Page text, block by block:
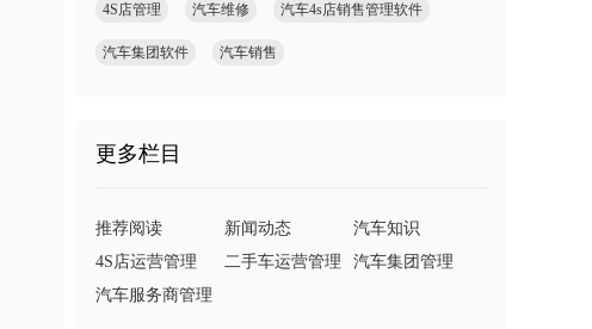
4S店管理 汽车维修 汽车4s店销售管理软件
汽车集团软件 汽车销售
更多栏目
推荐阅读 新闻动态
汽车知识
4S店运营管理
二手车运营管理
汽车集团管理
汽车服务商管理